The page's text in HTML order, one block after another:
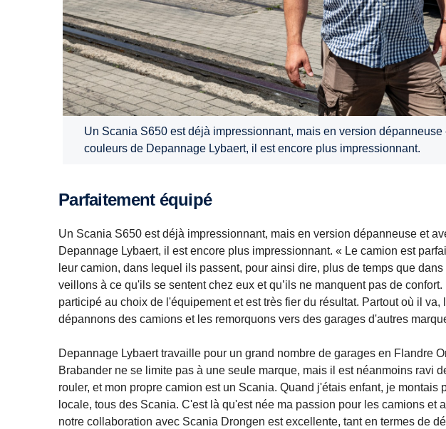
Un Scania S650 est déjà impressionnant, mais en version
couleurs de Depannage Lybaert, il est encore plus impressionnant.
Parfaitement équipé
Un Scania S650 est déjà impressionnant, mais en version dépanneuse et
Depannage Lybaert, il est encore plus impressionnant. « Le camion est
leur camion, dans lequel ils passent, pour ainsi dire, plus de temps que
veillons à ce qu'ils se sentent chez eux et qu’ils ne manquent pas de
participé au choix de l'équipement et est très fier du résultat. Partout où il va,
dépannons des camions et les remorquons vers des garages d'autres
Depannage Lybaert travaille pour un grand nombre de garages en Flandre
Brabander ne se limite pas à une seule marque, mais il est néanmoins ravi
rouler, et mon propre camion est un Scania. Quand j'étais enfant, je
locale, tous des Scania. C'est là qu'est née ma passion pour les camions et
notre collaboration avec Scania Drongen est excellente, tant en termes de